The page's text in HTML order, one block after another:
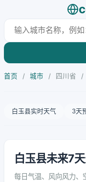
首页 / 城市 / 四川省 /
白玉县实时天气 3天
白玉县未来7
每日气温、风向风力、